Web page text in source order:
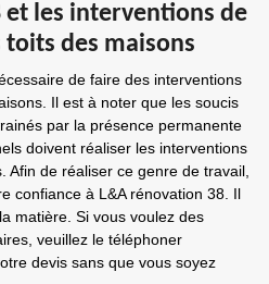
les interventions de
des maisons
de faire des interventions
Il est à noter que les soucis
par la présence permanente
doivent réaliser les interventions
Afin de réaliser ce genre de travail,
confiance à L&A rénovation 38. Il
matière. Si vous voulez des
veuillez le téléphoner
devis sans que vous soyez